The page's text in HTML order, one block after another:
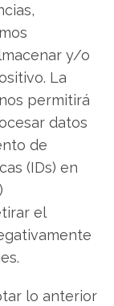
y/o
La
permitirá
datos
de
(IDs) en
el
lo anterior